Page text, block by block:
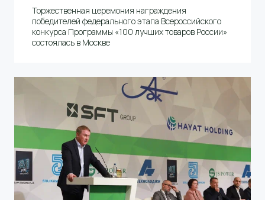
Торжественная церемония награждения
победителей федерального этапа Всероссийского
конкурса Программы «100 лучших товаров России»
состоялась в Москве